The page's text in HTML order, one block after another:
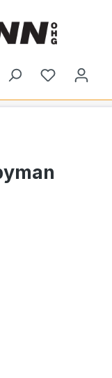
Du hast 0